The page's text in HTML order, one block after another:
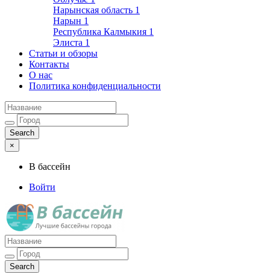
Нарынская область 1
Нарын 1
Республика Калмыкия 1
Элиста 1
Статьи и обзоры
Контакты
О нас
Политика конфиденциальности
×
В бассейн
Войти
Лучшие бассейны города